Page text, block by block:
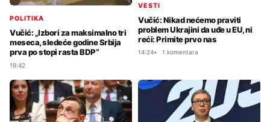
POLITIKA
Vučić: „Izbori za maksimalno tri
meseca, sledeće godine Srbija
prva po stopi rasta BDP“
19:42
VESTI
Vučić: Nikad nećemo praviti
problem Ukrajini da uđe u EU, ni
reći: Primite prvo nas
14:24 1 komentara